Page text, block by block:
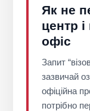
Як не
центр
офіс
Запит
зазвичай
офіційна
потрібно